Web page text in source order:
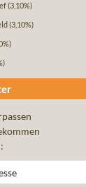
(3,10%)
(3,10%)